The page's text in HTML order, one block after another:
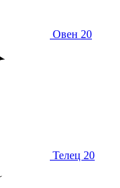
Овен 20
Телец 20